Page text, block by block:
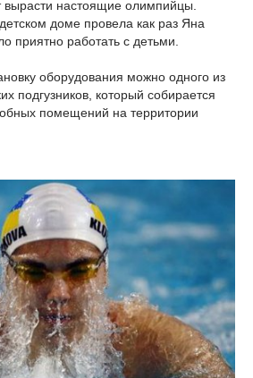
вырасти настоящие олимпийцы.
доме провела как раз Яна
приятно работать с детьми.
оборудования можно одного из
подгузников, который собирается
помещений на территории